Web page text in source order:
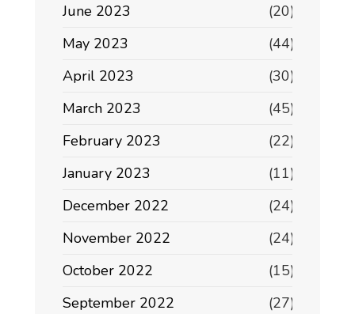
June 2023
(20)
May 2023
(44)
April 2023
(30)
March 2023
(45)
February 2023
(22)
January 2023
(11)
December 2022
(24)
November 2022
(24)
October 2022
(15)
September 2022
(27)